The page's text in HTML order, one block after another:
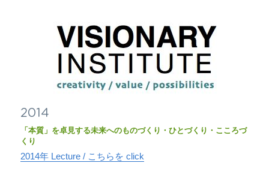
2014
「本質」を卓見する未来へのものづくり・ひとづくり・こころづ
くり
2014年 Lecture / こちらを click